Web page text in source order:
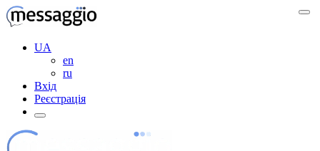
UA
en
ru
Вхід
Реєстрація